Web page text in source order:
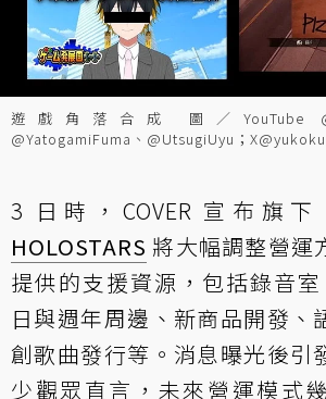
遊戲角落合成 圖／YouTube
@YatogamiFuma、@UtsugiUyu；
3 日時，COVER 宣布旗下
HOLOSTARS 將大幅調整營運
提供的支援資源，包括錄音
日與週年周邊、新商品開發、
創歌曲發行等。消息曝光後引
少觀眾直言，未來營運模式